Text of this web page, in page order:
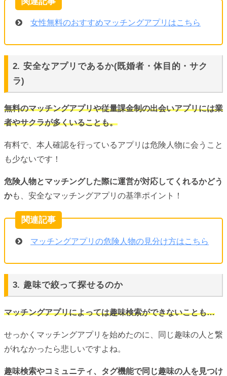
女性無料のおすすめマッチングアプリはこちら
2. 安全なアプリであるか(既婚者・体目的・サク
ラ)
無料のマッチングアプリや従量課金制の出会いアプリには業
者やサクラが多くいることも。
有料で、本人確認を行っているアプリは危険人物に会うこと
も少ないです！
危険人物とマッチングした際に運営が対応してくれるかどう
かも、安全なマッチングアプリの基準ポイント！
マッチングアプリの危険人物の見分け方はこちら
3. 趣味で絞って探せるのか
マッチングアプリによっては趣味検索ができないことも…
せっかくマッチングアプリを始めたのに、同じ趣味の人と繋
がれなかったら悲しいですよね。
趣味検索やコミュニティ、タグ機能で同じ趣味の人を見つけ